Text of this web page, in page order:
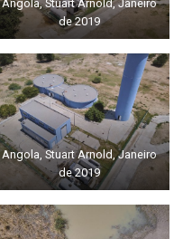
Angola, Stuart Arnold, Janeiro
de 2019
Angola, Stuart Arnold, Janeiro
de 2019